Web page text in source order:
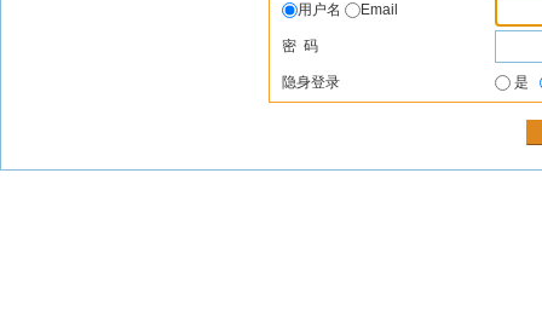
用户名
Email
密 码
隐身登录 是